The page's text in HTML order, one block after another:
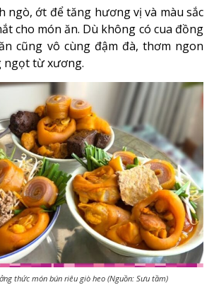
ngò, ớt để tăng hương vị và màu sắc
cho món ăn. Dù không có cua đồng
cũng vô cùng đậm đà, thơm ngon
ngọt từ xương.
thức món bún riêu giò heo (Nguồn: Sưu tầm)